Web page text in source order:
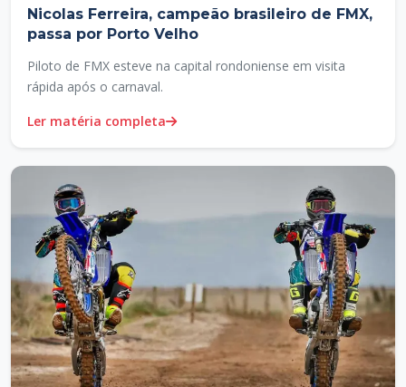
Nicolas Ferreira, campeão brasileiro de FMX,
passa por Porto Velho
Piloto de FMX esteve na capital rondoniense em visita
rápida após o carnaval.
Ler matéria completa